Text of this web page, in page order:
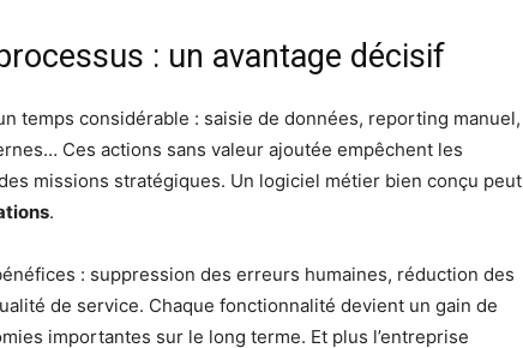
: un avantage décisif
temps considérable : saisie de données, reporting manuel,
Ces actions sans valeur ajoutée empêchent les
missions stratégiques. Un logiciel métier bien conçu peut
.
: suppression des erreurs humaines, réduction des
de service. Chaque fonctionnalité devient un gain de
importantes sur le long terme. Et plus l’entreprise